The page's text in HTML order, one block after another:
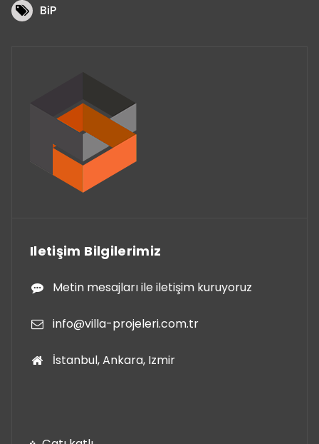
BiP
Iletişim Bilgilerimiz
Metin mesajları ile iletişim kuruyoruz
info@villa-projeleri.com.tr
İstanbul, Ankara, Izmir